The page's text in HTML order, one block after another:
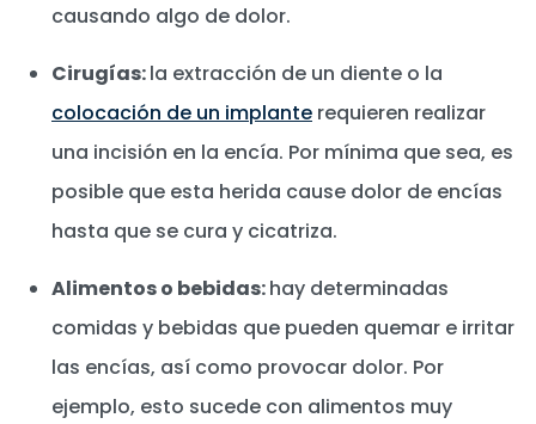
causando algo de dolor.
Cirugías:la extracción de un diente o la
colocación de un implante requieren realizar
una incisión en la encía. Por mínima que sea, es
posible que esta herida cause dolor de encías
hasta que se cura y cicatriza.
Alimentos o bebidas:hay determinadas
comidas y bebidas que pueden quemar e irritar
las encías, así como provocar dolor. Por
ejemplo, esto sucede con alimentos muy